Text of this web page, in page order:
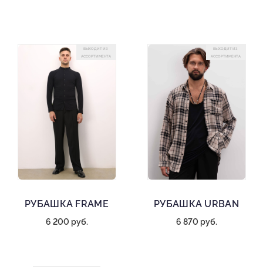
ВЫХОДИТ ИЗ
АССОРТИМЕНТА
РУБАШКА FRAME
6 200 руб.
ВЫХОДИТ ИЗ
АССОРТИМЕНТА
РУБАШКА URBAN
6 870 руб.